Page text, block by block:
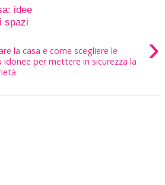
idee
spazi
›
la casa e come scegliere le
idonee per mettere in sicurezza la